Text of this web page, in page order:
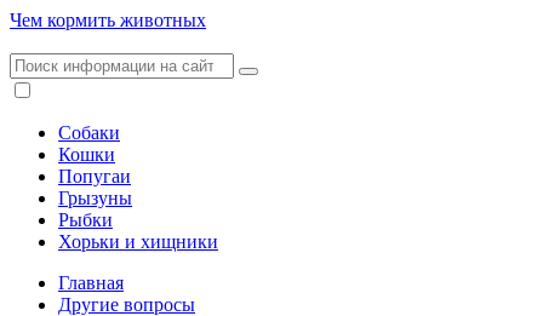
Чем кормить животных
Собаки
Кошки
Попугаи
Грызуны
Рыбки
Хорьки и хищники
Главная
Другие вопросы